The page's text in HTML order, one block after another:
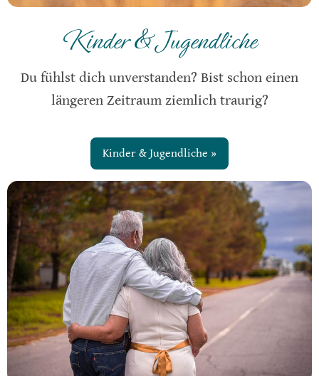
Kinder & Jugendliche
Du fühlst dich unverstanden? Bist schon einen
längeren Zeitraum ziemlich traurig?
Kinder & Jugendliche »